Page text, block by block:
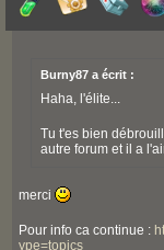
Burny87 a écrit :
Haha, l'élite...
Tu t'es bien
autre forum et il a
merci
Pour info ca continue :
ype=topics